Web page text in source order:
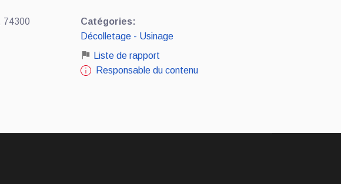
74300
Catégories:
Décolletage - Usinage
Liste de rapport
Responsable du contenu